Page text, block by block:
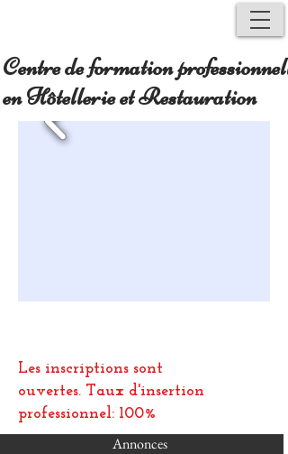
Centre de formation professionnelle
en Hôtellerie et Restauration
Annonces
Les inscriptions sont
ouvertes. Taux d'insertion
professionnel: 100%